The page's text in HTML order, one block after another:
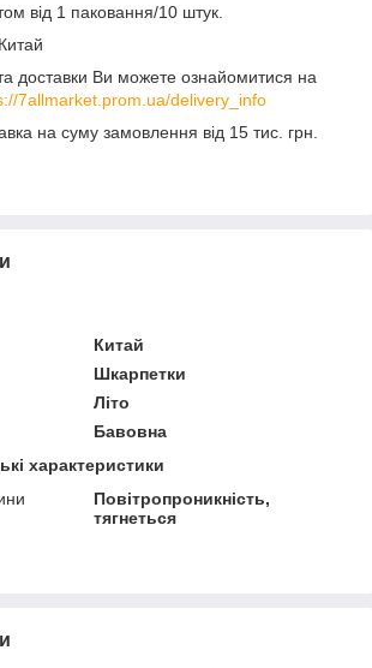
від 1 паковання/10 штук.
доставки Ви можете ознайомитися на
7allmarket.prom.ua/delivery_info
на суму замовлення від 15 тис. грн.
Китай
Шкарпетки
Літо
Бавовна
характеристики
Повітропроникність,
тягнеться